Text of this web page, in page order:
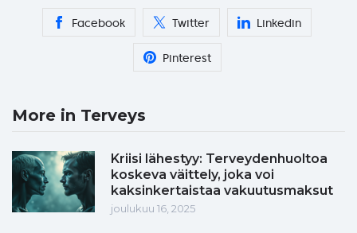
Facebook Twitter Linkedin
Pinterest
More in Terveys
Kriisi lähestyy: Terveydenhuoltoa
koskeva väittely, joka voi
kaksinkertaistaa vakuutusmaksut
joulukuu 16, 2025